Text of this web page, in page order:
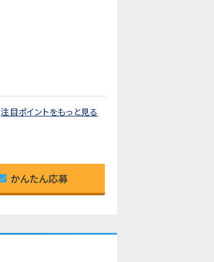
注目ポイントをもっと見る
かんたん応募